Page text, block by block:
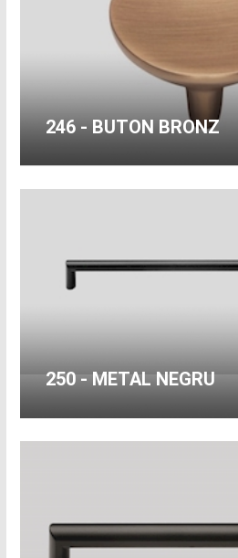
246 - BUTON BRONZ
250 - METAL NEGRU